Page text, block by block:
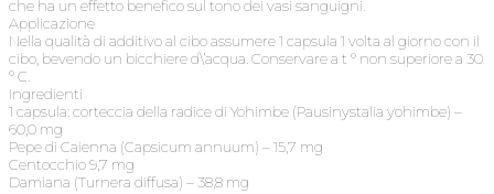
che ha un effetto benefico sul tono dei vasi sanguigni.
Applicazione
Nella qualità di additivo al cibo assumere 1 capsula 1 volta al giorno con il
cibo, bevendo un bicchiere d\’acqua. Conservare a t ° non superiore a 30
° C.
Ingredienti
1 capsula: corteccia della radice di Yohimbe (Pausinystalia yohimbe) –
60,0 mg
Pepe di Caienna (Capsicum annuum) – 15,7 mg
Centocchio 9,7 mg
Damiana (Turnera diffusa) – 38,8 mg